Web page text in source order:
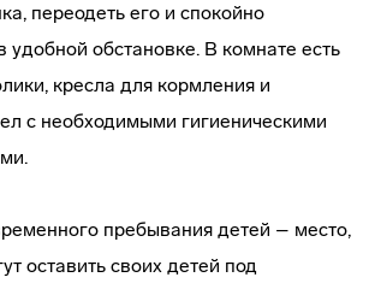
переодеть его и спокойно
удобной обстановке. В комнате есть
кресла для кормления и
с необходимыми гигиеническими
пребывания детей – место,
оставить своих детей под